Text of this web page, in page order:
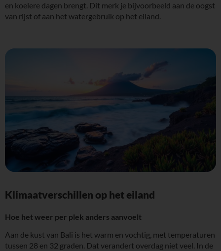
en koelere dagen brengt. Dit merk je bijvoorbeeld aan de oogst
van rijst of aan het watergebruik op het eiland.
Klimaatverschillen op het eiland
Hoe het weer per plek anders aanvoelt
Aan de kust van Bali is het warm en vochtig, met temperaturen
tussen 28 en 32 graden. Dat verandert overdag niet veel. In de